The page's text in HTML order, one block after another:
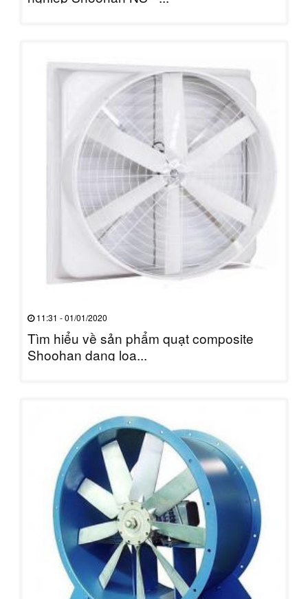
11:31 - 01/01/2020
Tìm hiểu về sản phẩm quạt composite
Shoohan dạng loa...